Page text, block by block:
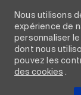
Nous utilisons
expérience de
personnaliser
dont nous
pouvez les
des cookies .